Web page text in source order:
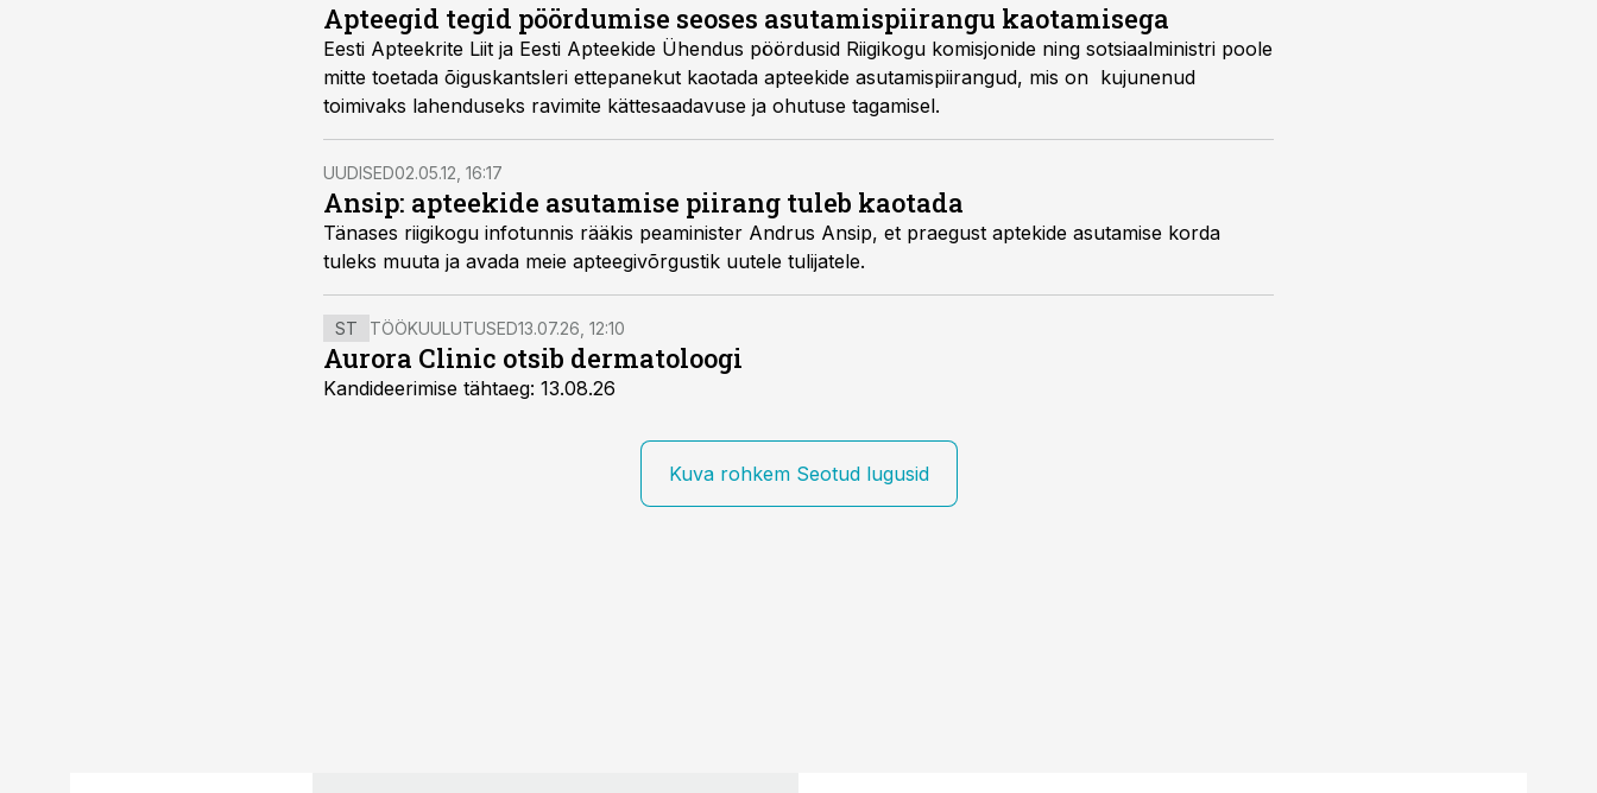
Apteegid tegid pöördumise seoses asutamispiirangu kaotamisega
Eesti Apteekrite Liit ja Eesti Apteekide Ühendus pöördusid Riigikogu komisjonide ning sotsiaalministri poole
mitte toetada õiguskantsleri ettepanekut kaotada apteekide asutamispiirangud, mis on kujunenud
toimivaks lahenduseks ravimite kättesaadavuse ja ohutuse tagamisel.
UUDISED02.05.12, 16:17
Ansip: apteekide asutamise piirang tuleb kaotada
Tänases riigikogu infotunnis rääkis peaminister Andrus Ansip, et praegust aptekide asutamise korda
tuleks muuta ja avada meie apteegivõrgustik uutele tulijatele.
ST TÖÖKUULUTUSED13.07.26, 12:10
Aurora Clinic otsib dermatoloogi
Kandideerimise tähtaeg: 13.08.26
Kuva rohkem Seotud lugusid